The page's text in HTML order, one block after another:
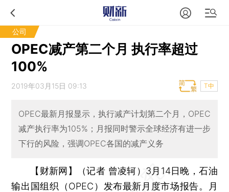
公司
OPEC减产第二个月 执行率超过
100%
2019年03月15日 09:13 T中
OPEC最新月报显示，执行减产计划第二个月，OPEC
减产执行率为105%；月报同时警示全球经济有进一步
下行的风险，强调OPEC各国的减产义务
【财新网】（记者 曾凌轲） 3月14日晚，石油
输出国组织（OPEC）发布最新月度市场报告。月